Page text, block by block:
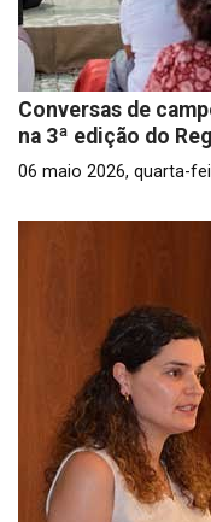
Conversas de
na 3ª edição do
06 maio 2026, quarta-